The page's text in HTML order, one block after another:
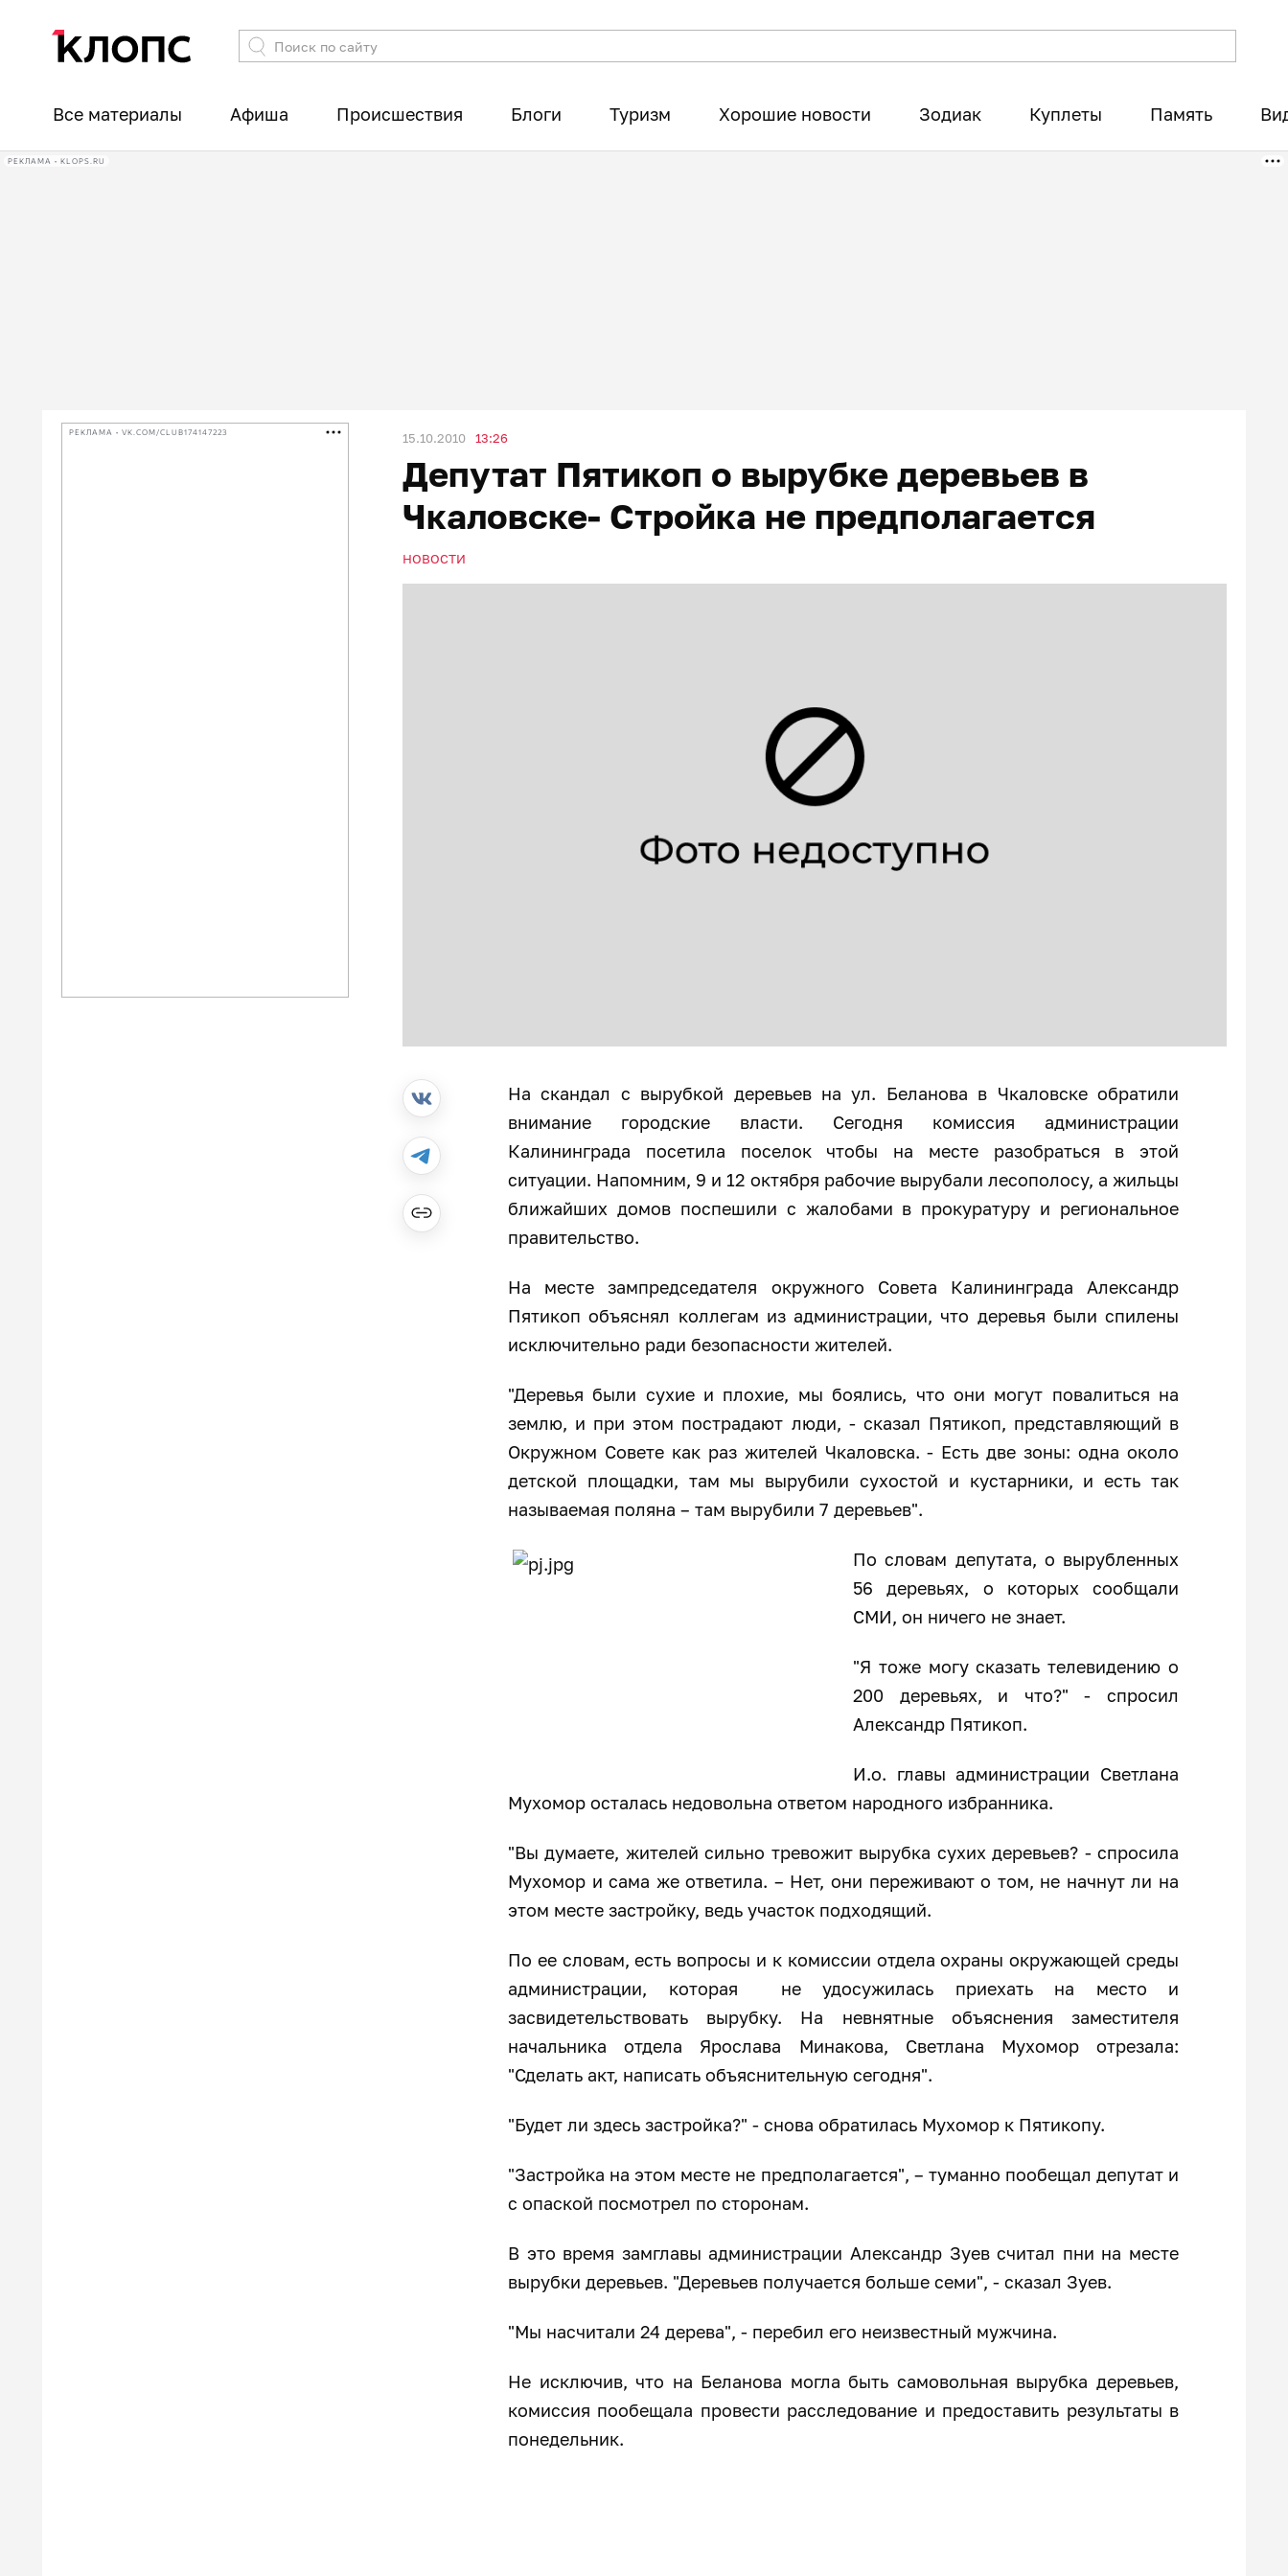
Все материалы Афиша Происшествия Блоги Туризм Хорошие новости Зодиак Куплеты Память
РЕКЛАМА • KLOPS.RU
РЕКЛАМА • VK.COM/CLUB174147223 15.10.2010 13:26
Депутат Пятикоп о вырубке деревьев в
Чкаловске- Стройка не предполагается
НОВОСТИ
На скандал с вырубкой деревьев на ул. Беланова в Чкаловске обратили
внимание городские власти. Сегодня комиссия администрации
Калининграда посетила поселок чтобы на месте разобраться в этой
ситуации. Напомним, 9 и 12 октября рабочие вырубали лесополосу, а жильцы
ближайших домов поспешили с жалобами в прокуратуру и региональное
правительство.
На месте зампредседателя окружного Совета Калининграда Александр
Пятикоп объяснял коллегам из администрации, что деревья были спилены
исключительно ради безопасности жителей.
"Деревья были сухие и плохие, мы боялись, что они могут повалиться на
землю, и при этом пострадают люди, - сказал Пятикоп, представляющий в
Окружном Совете как раз жителей Чкаловска. - Есть две зоны: одна около
детской площадки, там мы вырубили сухостой и кустарники, и есть так
называемая поляна – там вырубили 7 деревьев".
По словам депутата, о вырубленных
56 деревьях, о которых сообщали
СМИ, он ничего не знает.
"Я тоже могу сказать телевидению о
200 деревьях, и что?" - спросил
Александр Пятикоп.
И.о. главы администрации Светлана
Мухомор осталась недовольна ответом народного избранника.
"Вы думаете, жителей сильно тревожит вырубка сухих деревьев? - спросила
Мухомор и сама же ответила. – Нет, они переживают о том, не начнут ли на
этом месте застройку, ведь участок подходящий.
По ее словам, есть вопросы и к комиссии отдела охраны окружающей среды
администрации, которая не удосужилась приехать на место и
засвидетельствовать вырубку. На невнятные объяснения заместителя
начальника отдела Ярослава Минакова, Светлана Мухомор отрезала:
"Сделать акт, написать объяснительную сегодня".
"Будет ли здесь застройка?" - снова обратилась Мухомор к Пятикопу.
"Застройка на этом месте не предполагается", – туманно пообещал депутат и
с опаской посмотрел по сторонам.
В это время замглавы администрации Александр Зуев считал пни на месте
вырубки деревьев. "Деревьев получается больше семи", - сказал Зуев.
"Мы насчитали 24 дерева", - перебил его неизвестный мужчина.
Не исключив, что на Беланова могла быть самовольная вырубка деревьев,
комиссия пообещала провести расследование и предоставить результаты в
понедельник.